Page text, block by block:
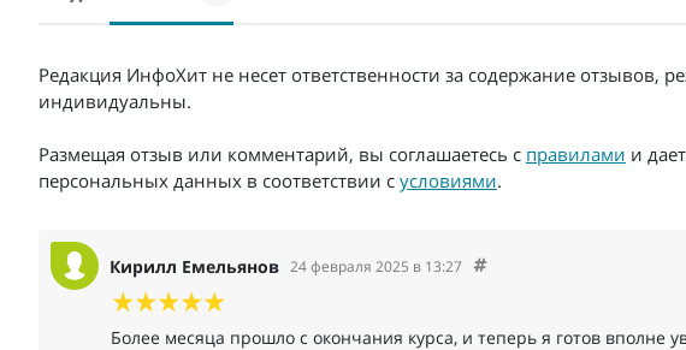
Редакция ИнфоХит не несет ответственности за содержание отзывов,
индивидуальны.
Размещая отзыв или комментарий, вы соглашаетесь с правилами и
персональных данных в соответствии с условиями.
Кирилл Емельянов 24 февраля 2025 в 13:27
Более месяца прошло с окончания курса, и теперь я готов вполне